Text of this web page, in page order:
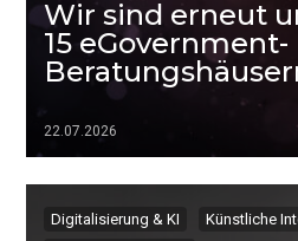
Wir sind erneut
15 eGovernment-
22.07.2026
Digitalisierung & KI
Künstliche